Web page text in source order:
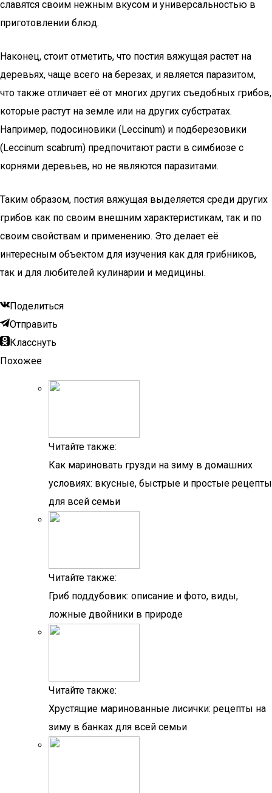
славятся своим нежным вкусом и универсальностью в
приготовлении блюд.
Наконец, стоит отметить, что постия вяжущая растет на
деревьях, чаще всего на березах, и является паразитом,
что также отличает её от многих других съедобных грибов,
которые растут на земле или на других субстратах.
Например, подосиновики (Leccinum) и подберезовики
(Leccinum scabrum) предпочитают расти в симбиозе с
корнями деревьев, но не являются паразитами.
Таким образом, постия вяжущая выделяется среди других
грибов как по своим внешним характеристикам, так и по
своим свойствам и применению. Это делает её
интересным объектом для изучения как для грибников,
так и для любителей кулинарии и медицины.
Поделиться
Отправить
Класснуть
Похожее
Читайте также:
Как мариновать грузди на зиму в домашних
условиях: вкусные, быстрые и простые рецепты
для всей семьи
Читайте также:
Гриб поддубовик: описание и фото, виды,
ложные двойники в природе
Читайте также:
Хрустящие маринованные лисички: рецепты на
зиму в банках для всей семьи